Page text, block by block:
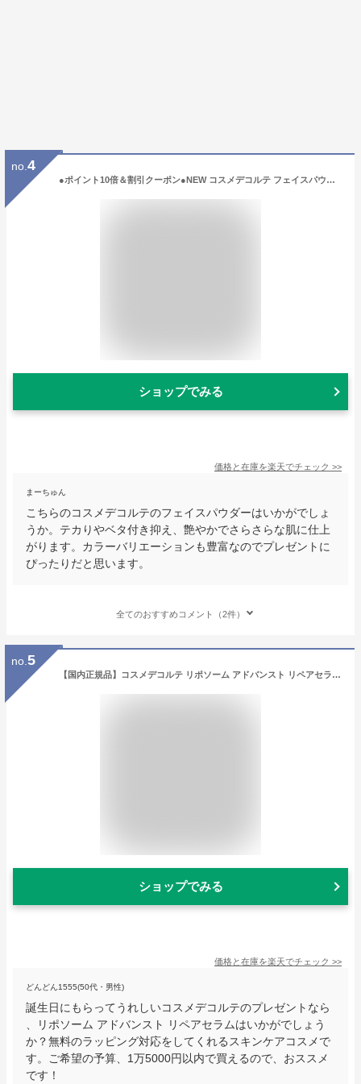
no. 4
●ポイント10倍＆割引クーポン●NEW コスメデコルテ フェイスパウダー 16g / 20g #00 / #10 / #11 / #80 / 2個セット #00 / #10/ #11 / #80 コスメデコルテ ルース パウダー #00 ~ #07 / #101 各種 【送料無料】 ギフト 誕生日 プレゼント 15時までの決済確認で即日発送！
ショップでみる
価格と在庫を楽天でチェック >>
まーちゅん
こちらのコスメデコルテのフェイスパウダーはいかがでしょ
うか。テカりやベタ付き抑え、艶やかでさらさらな肌に仕上
がります。カラーバリエーションも豊富なのでプレゼントに
ぴったりだと思います。
全てのおすすめコメント（2件）
no. 5
【国内正規品】コスメデコルテ リポソーム アドバンスト リペアセラム 50ml COSME DECORTE コーセー KOSE 無料ラッピング
ショップでみる
価格と在庫を楽天でチェック >>
どんどん1555(50代・男性)
誕生日にもらってうれしいコスメデコルテのプレゼントなら
、リポソーム アドバンスト リペアセラムはいかがでしょう
か？無料のラッピング対応をしてくれるスキンケアコスメで
す。ご希望の予算、1万5000円以内で買えるので、おススメ
です！